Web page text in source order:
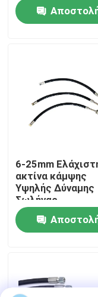
Σχετικά με εμάς
Έλεγχος
Υποθέσεις
Ζητήστε μια
Λαστιχένιο
για βαριές
εφαρμογές
6-25mm
ακτίνα κάμψης
Υψηλής Δύναμης
Σωλήνας
Προσαρμοσμένο
μήκος Μέγεθος
βαριές